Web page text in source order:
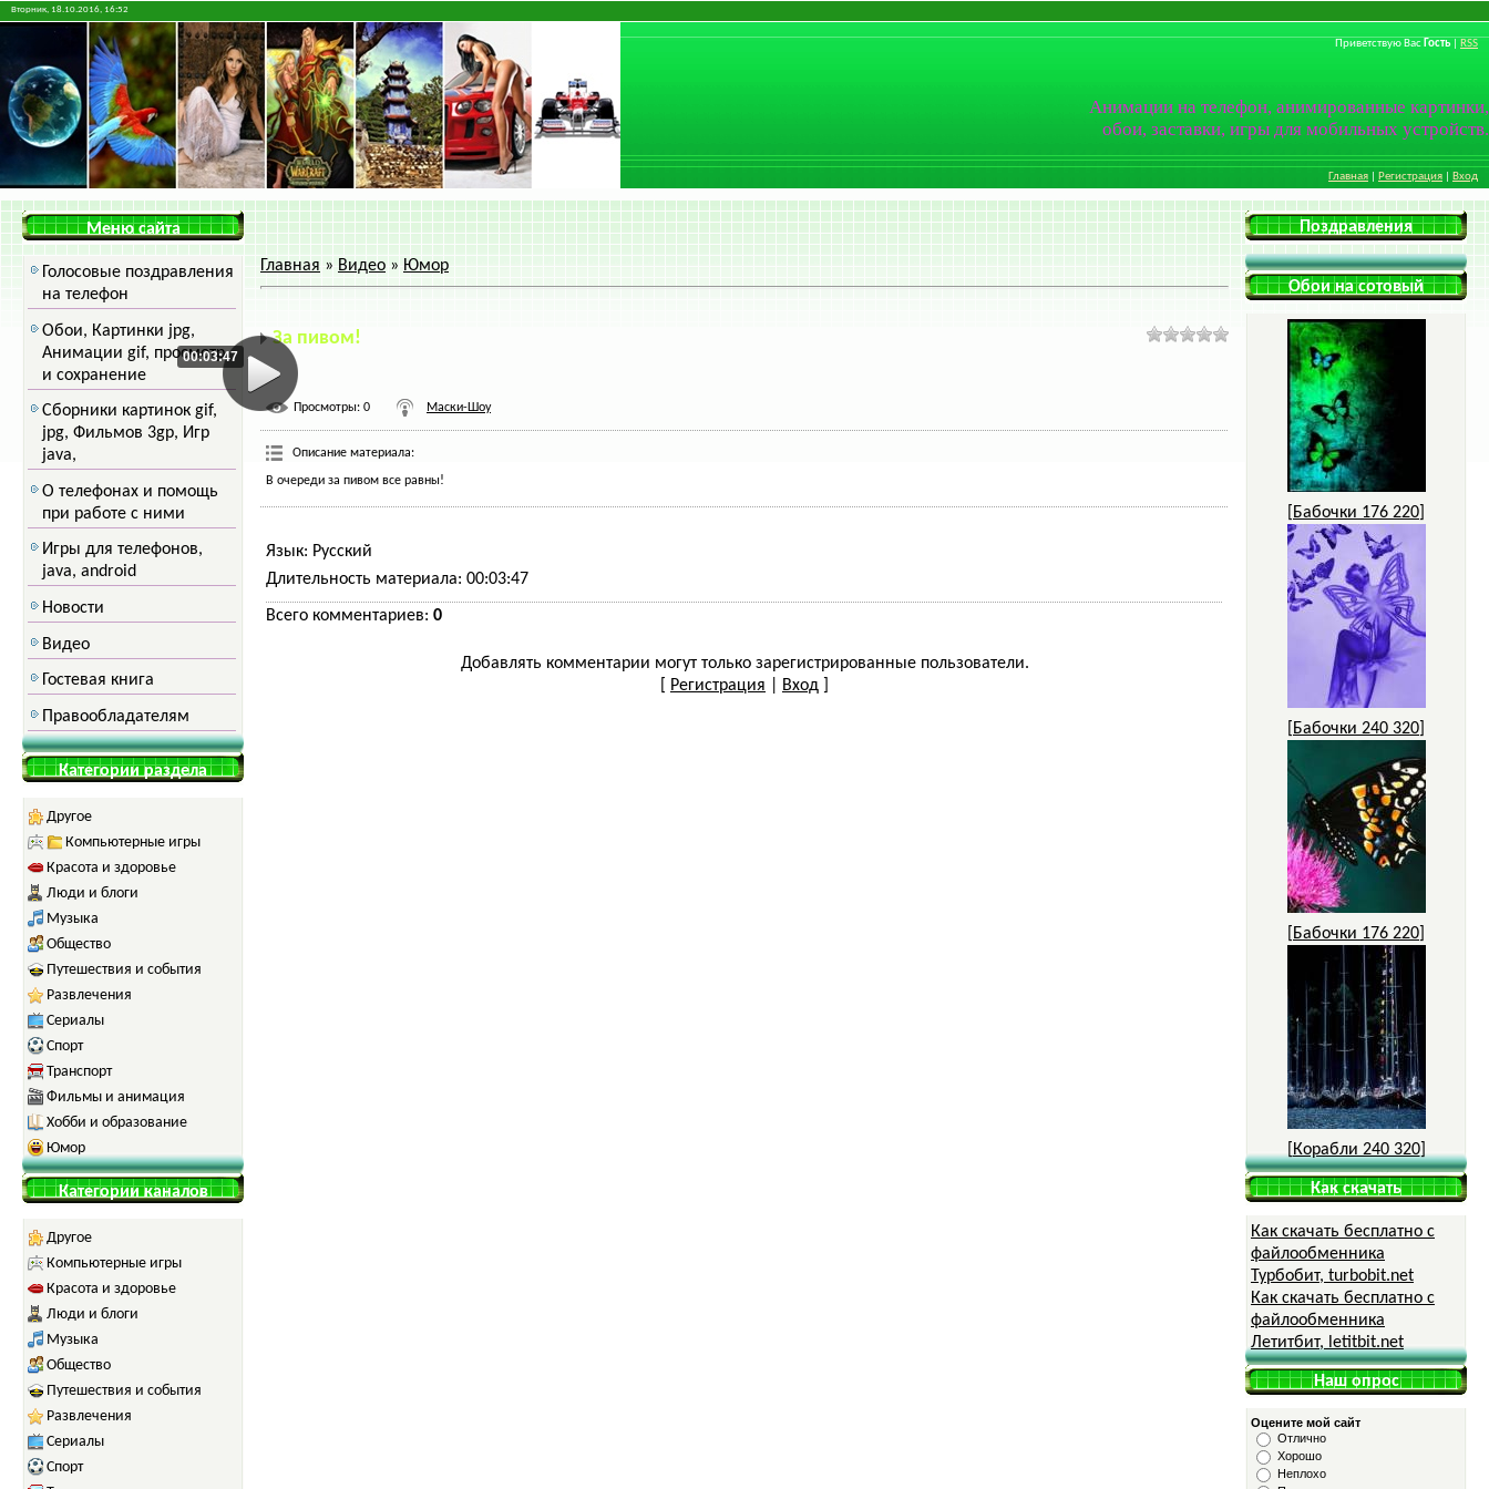
Вторник, 18.10.2016, 16:52
Приветствую Вас Гость RSS
Анимации на телефон, анимированные картинки,
обои, заставки, игры для мобильных устройств.
Главная Регистрация Вход
Меню сайта
Голосовые поздравления
на телефон
Обои, Картинки jpg,
Анимации gif, просмотр
и сохранение
Сборники картинок gif,
jpg, Фильмов 3gp, Игр
java,
О телефонах и помощь
при работе с ними
Игры для телефонов,
java, android
Новости
Видео
Гостевая книга
Правообладателям
Категории раздела
Другое
Компьютерные игры
Красота и здоровье
Люди и блоги
Музыка
Общество
Путешествия и события
Развлечения
Сериалы
Спорт
Транспорт
Фильмы и анимация
Хобби и образование
Юмор
Категории каналов
Другое
Компьютерные игры
Красота и здоровье
Люди и блоги
Музыка
Общество
Путешествия и события
Развлечения
Сериалы
Спорт
Главная » Видео » Юмор
За пивом!
00:03:47
Просмотры: 0 Маски-Шоу
Описание материала:
В очереди за пивом все равны!
Язык: Русский
Длительность материала: 00:03:47
Всего комментариев: 0
Добавлять комментарии могут только зарегистрированные пользователи.
Регистрация Вход
Поздравления
Обои на сотовый
Бабочки 176 220
Бабочки 240 320
Бабочки 176 220
Корабли 240 320]
Как скачать
Как скачать бесплатно с
файлообменника
Турбобит, turbobit.net
Как скачать бесплатно с
файлообменника
Летитбит, letitbit.net
Наш опрос
Оцените мой сайт
Отлично
Хорошо
Неплохо